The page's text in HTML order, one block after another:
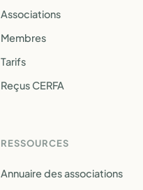
Associations
Membres
Tarifs
Reçus CERFA
RESSOURCES
Annuaire des associations